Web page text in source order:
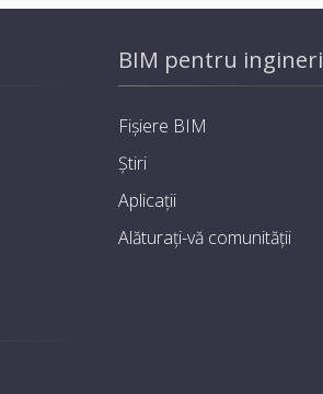
BIM pentru ingineri
Fișiere BIM
Știri
Aplicații
Alăturați-vă comunității